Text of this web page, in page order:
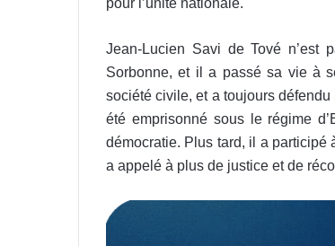
pour l’unité nationale.
Jean-Lucien Savi de Tové
Sorbonne, et il a passé sa vie à
société civile, et a toujours
été emprisonné sous le régime
démocratie. Plus tard, il a participé
a appelé à plus de justice et de